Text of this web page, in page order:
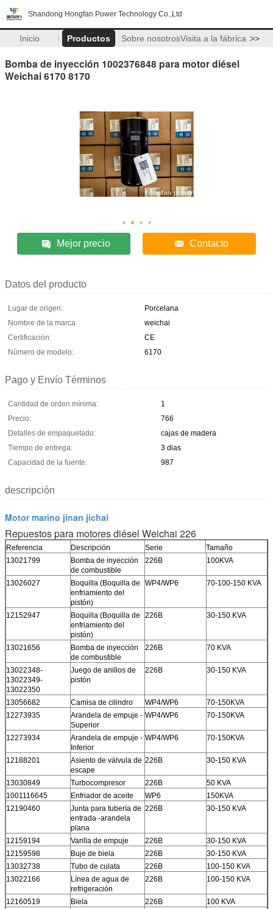
Shandong Hongfan Power Technology Co.,Ltd
Inicio Productos Sobre nosotrosVisita a la fábrica >>
Bomba de inyección 1002376848 para motor diésel
Weichai 6170 8170
Mejor precio Contacto
Datos del producto
Lugar de origen:
Porcelana
Nombre de la marca:
weichai
Certificación:
CE
Número de modelo:
6170
Pago y Envío Términos
Cantidad de orden mínima:
1
Precio:
766
Detalles de empaquetado:
cajas de madera
Tiempo de entrega:
3 dias
Capacidad de la fuente:
987
descripción
Motor marino jinan jichai
Repuestos para motores diésel Weichai 226
Referencia Descripción Serie
Tamaño
13021799
Bomba de inyección
de combustible
226B 100KVA
13026027
Boquilla (Boquilla de
enfriamiento del
pistón)
WP4/WP6 70-100-150 KVA
12152947
Boquilla (Boquilla de
enfriamiento del
pistón)
226B 30-150 KVA
13021656
Bomba de inyección
de combustible
226B 70 KVA
13022348-
13022349-
13022350
Juego de anillos de
pistón
226B 30-150 KVA
13056682 Camisa de cilindro WP4/WP6
70-150KVA
12273935
Arandela de empuje -
Superior
WP4/WP6 70-150KVA
12273934
Arandela de empuje -
Inferior
WP4/WP6 70-150KVA
12188201
Asiento de válvula de
escape
226B 30-150 KVA
13030849 Turbocompresor 226B
50 KVA
1001116645
Enfriador de aceite WP6
150KVA
12190460
Junta para tubería de
entrada -arandela
plana
226B 30-150 KVA
12159194 Varilla de empuje 226B
30-150 KVA
12159598
Buje de biela 226B
30-150 KVA
13032738
Tubo de culata 226B
100-150 KVA
13022166
Línea de agua de
refrigeración
226B 100-150 KVA
12160519 Biela 226B
100 KVA